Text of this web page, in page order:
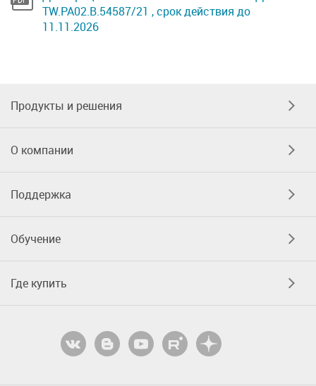
TW.РА02.В.54587/21 , срок действия до
11.11.2026
Продукты и решения
О компании
Поддержка
Обучение
Где купить